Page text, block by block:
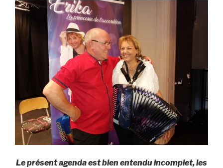
Le présent agenda est bien entendu incomplet, les